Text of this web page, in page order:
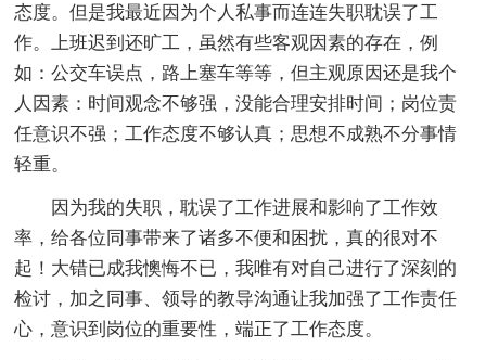
态度。但是我最近因为个人私事而连连失职耽误了工
作。上班迟到还旷工，虽然有些客观因素的存在，例
如：公交车误点，路上塞车等等，但主观原因还是我个
人因素：时间观念不够强，没能合理安排时间；岗位责
任意识不强；工作态度不够认真；思想不成熟不分事情
轻重。
因为我的失职，耽误了工作进展和影响了工作效
率，给各位同事带来了诸多不便和困扰，真的很对不
起！大错已成我懊悔不已，我唯有对自己进行了深刻的
检讨，加之同事、领导的教导沟通让我加强了工作责任
心，意识到岗位的重要性，端正了工作态度。